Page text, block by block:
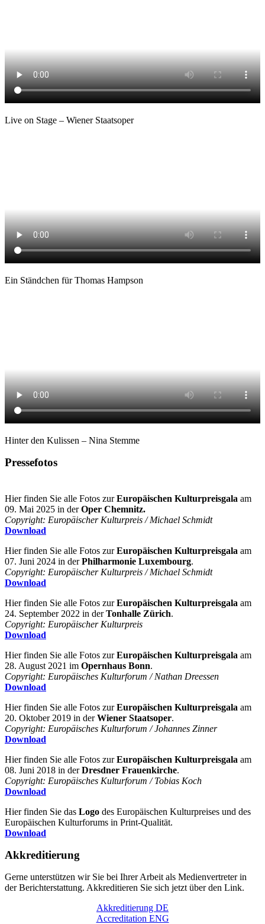
Live on Stage – Wiener Staatsoper
Ein Ständchen für Thomas Hampson
Hinter den Kulissen – Nina Stemme
Pressefotos
Hier finden Sie alle Fotos zurEuropäischen Kulturpreisgala am
09. Mai 2025 in derOper Chemnitz.
Copyright: Europäischer Kulturpreis / Michael Schmidt
Download
Hier finden Sie alle Fotos zurEuropäischen Kulturpreisgala am
07. Juni 2024 in derPhilharmonie Luxembourg.
Copyright: Europäischer Kulturpreis / Michael Schmidt
Download
Hier finden Sie alle Fotos zurEuropäischen Kulturpreisgala am
24. September 2022 in derTonhalle Zürich.
Copyright: Europäischer Kulturpreis
Download
Hier finden Sie alle Fotos zurEuropäischen Kulturpreisgala am
28. August 2021 im Opernhaus Bonn.
Copyright: Europäisches Kulturforum / Nathan Dreessen
Download
Hier finden Sie alle Fotos zurEuropäischen Kulturpreisgala am
20. Oktober 2019 in derWiener Staatsoper.
Copyright: Europäisches Kulturforum / Johannes Zinner
Download
Hier finden Sie alle Fotos zurEuropäischen Kulturpreisgala am
08. Juni 2018 in derDresdner Frauenkirche.
Copyright: Europäisches Kulturforum / Tobias Koch
Download
Hier finden Sie das Logo des Europäischen Kulturpreises und des
Europäischen Kulturforums in Print-Qualität.
Download
Akkreditierung
Gerne unterstützen wir Sie bei Ihrer Arbeit als Medienvertreter in
der Berichterstattung. Akkreditieren Sie sich jetzt über den Link.
Akkreditierung DE
Accreditation ENG